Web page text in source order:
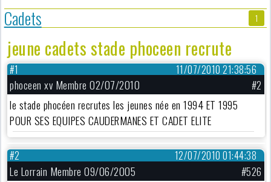
Cadets 1
jeune cadets stade phoceen recrute
11/07/2010 21:38:56
#1
phoceen xv Membre 02/07/2010
#2
le stade phocéen recrutes les jeunes née en 1994 ET 1995
POUR SES EQUIPES CAUDERMANES ET CADET ELITE
12/07/2010 01:44:38
#2
Le Lorrain Membre 09/06/2005
#526